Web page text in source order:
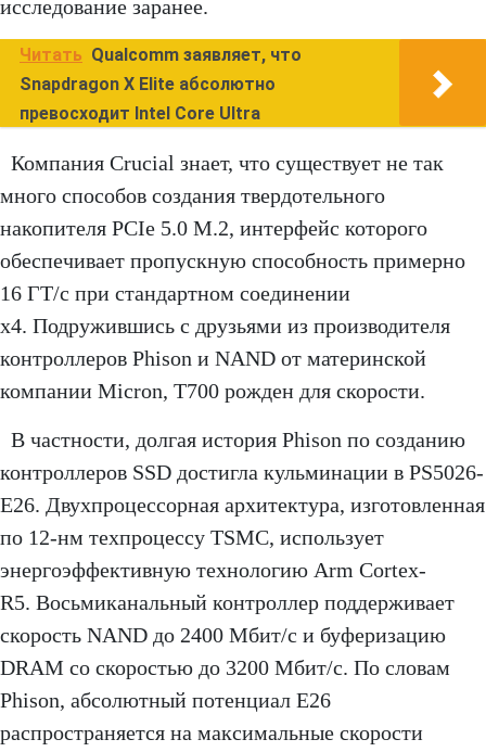
Рекомендуемая
розничная цена с
радиатором
США
исследование заранее.
Читать Qualcomm заявляет, что
Snapdragon X Elite абсолютно
превосходит Intel Core Ultra
Компания Crucial знает, что существует не так
много способов создания твердотельного
накопителя PCIe 5.0 M.2, интерфейс которого
обеспечивает пропускную способность примерно
16 ГТ/с при стандартном соединении
x4. Подружившись с друзьями из производителя
контроллеров Phison и NAND от материнской
компании Micron, T700 рожден для скорости.
В частности, долгая история Phison по созданию
контроллеров SSD достигла кульминации в PS5026-
E26. Двухпроцессорная архитектура, изготовленная
по 12-нм техпроцессу TSMC, использует
энергоэффективную технологию Arm Cortex-
R5. Восьмиканальный контроллер поддерживает
скорость NAND до 2400 Мбит/с и буферизацию
DRAM со скоростью до 3200 Мбит/с. По словам
Phison, абсолютный потенциал E26
распространяется на максимальные скорости